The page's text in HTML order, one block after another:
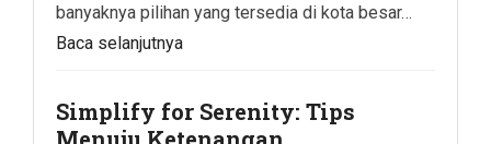
banyaknya pilihan yang tersedia di kota besar…
Baca selanjutnya
Simplify for Serenity: Tips
Menuju Ketenangan